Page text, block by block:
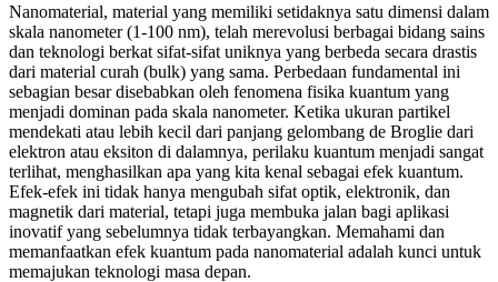
Nanomaterial, material yang memiliki setidaknya satu dimensi dalam
skala nanometer (1-100 nm), telah merevolusi berbagai bidang sains
dan teknologi berkat sifat-sifat uniknya yang berbeda secara drastis
dari material curah (bulk) yang sama. Perbedaan fundamental ini
sebagian besar disebabkan oleh fenomena fisika kuantum yang
menjadi dominan pada skala nanometer. Ketika ukuran partikel
mendekati atau lebih kecil dari panjang gelombang de Broglie dari
elektron atau eksiton di dalamnya, perilaku kuantum menjadi sangat
terlihat, menghasilkan apa yang kita kenal sebagai efek kuantum.
Efek-efek ini tidak hanya mengubah sifat optik, elektronik, dan
magnetik dari material, tetapi juga membuka jalan bagi aplikasi
inovatif yang sebelumnya tidak terbayangkan. Memahami dan
memanfaatkan efek kuantum pada nanomaterial adalah kunci untuk
memajukan teknologi masa depan.